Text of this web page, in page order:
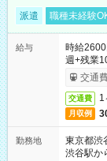
派遣 職種未経験
給与
時給
週+残業
受取り
交通
交通費 1
月収例
勤務地
東京都渋
渋谷駅か